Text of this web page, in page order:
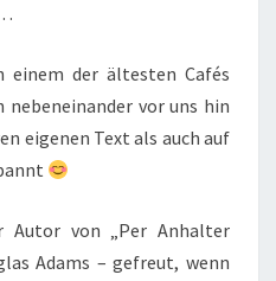
der ältesten Cafés
vor uns hin
eigenen Text als auch auf
Autor von „Per Anhalter
Adams – gefreut, wenn